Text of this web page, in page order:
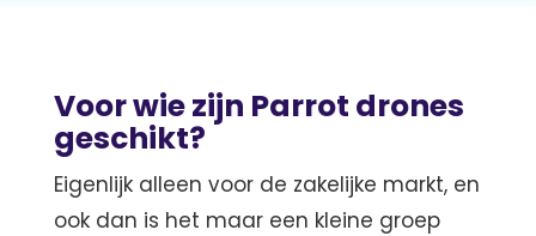
Voor wie zijn Parrot drones
geschikt?
Eigenlijk alleen voor de zakelijke markt, en
ook dan is het maar een kleine groep